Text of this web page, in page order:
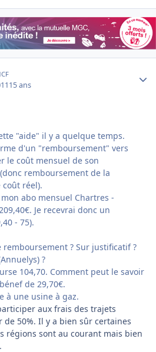
15 ans
"aide" il y a quelque temps.
d'un "remboursement" vers
le coût mensuel de son
remboursement de la
réel).
abo mensuel Chartres -
Je recevrai donc un
- 75).
remboursement ? Sur justificatif ?
?
104,70. Comment peut le savoir
de 29,70€.
à une usine à gaz.
aux frais des trajets
50%. Il y a bien sûr certaines
régions sont au courant mais bien